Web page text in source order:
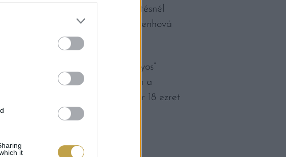
it
palacsintareceptnek – a sütésnél
menjen, hogy a tésztát mindenhová
kipróbálható a „hagyományos”
Ahány ház, annyi szokás. Ebben a
ember ajánlásával, aki már 18 ezret